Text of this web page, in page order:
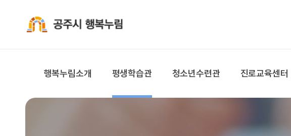
행복누림소개 평생학습관 청소년수련관 진로교육센터